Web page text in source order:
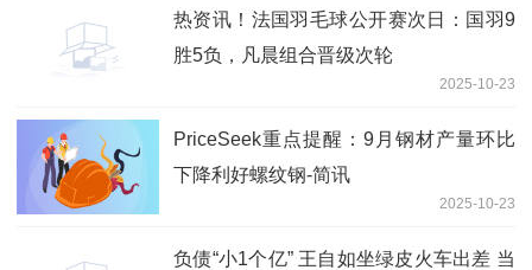
热资讯！法国羽毛球公开赛次日：国羽9
胜5负，凡晨组合晋级次轮
2025-10-23
PriceSeek重点提醒：9月钢材产量环比
下降利好螺纹钢-简讯
2025-10-23
负债“小1个亿” 王自如坐绿皮火车出差 当